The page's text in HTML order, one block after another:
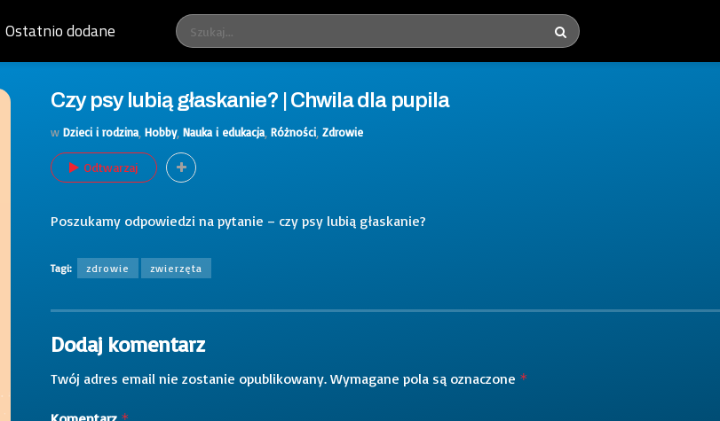
Ostatnio dodane
Czy psy lubią głaskanie? | Chwila dla pupila
w Dzieci i rodzina Hobby, Nauka i edukacja Różności Zdrowie
Odtwarzaj
Poszukamy odpowiedzi na pytanie – czy psy lubią głaskanie?
Tagi: zdrowie zwierzęta
Dodaj komentarz
Twój adres email nie zostanie opublikowany. Wymagane pola są oznaczone *